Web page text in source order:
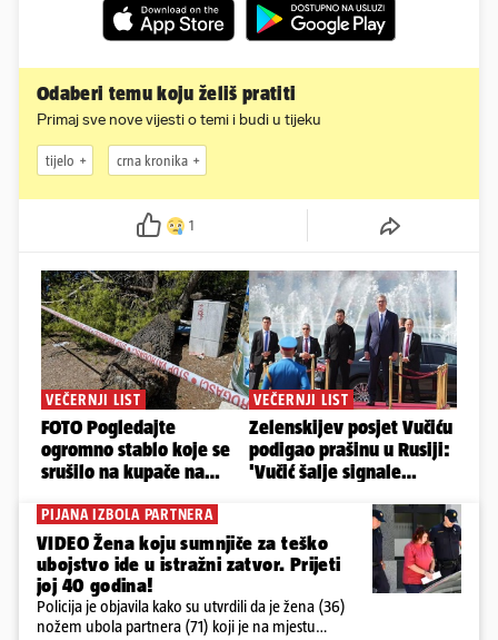
Odaberi temu koju želiš pratiti
Primaj sve nove vijesti o temi i budi u tijeku
tijelo crna kronika
1
PIJANA IZBOLA PARTNERA
VIDEO Žena koju sumnjiče za teško
ubojstvo ide u istražni zatvor. Prijeti
joj 40 godina!
Policija je objavila kako su utvrdili da je žena (36)
nožem ubola partnera (71) koji je na mjestu